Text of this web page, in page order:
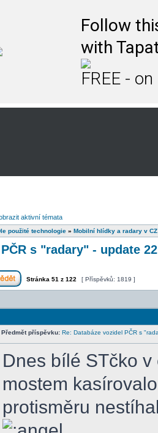
Follow
with
FREE -
aktivní témata
použité technologie » Mobilní hlídky a radary v CZ
s "radary" - update
Stránka 51 z 122 [ Příspěvků: 1819 ]
Předmět příspěvku: Re: Databáze vozidel PČR s
Dnes bílé STčko
mostem
protisměru